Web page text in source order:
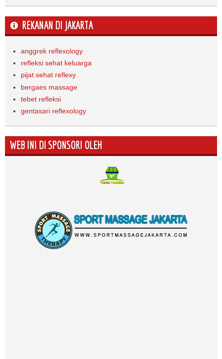
REKANAN DI JAKARTA
anggrek reflexology
refleksi sehat keluarga
pijat sehat reflexy
bergaes massage
tebet refleksi
gentasari reflexology
WEB INI DI SPONSORI OLEH